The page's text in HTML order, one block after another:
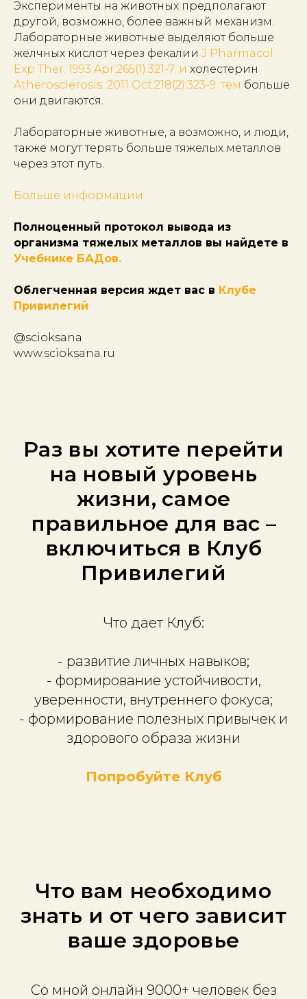
Эксперименты на животных предполагают
другой, возможно, более важный механизм.
Лабораторные животные выделяют больше
желчных кислот через фекалии J Pharmacol
Exp Ther. 1993 Apr;265(1):321-7. и холестерин
Atherosclerosis. 2011 Oct;218(2):323-9. тем больше
они двигаются.
Лабораторные животные, а возможно, и люди,
также могут терять больше тяжелых металлов
через этот путь.
Больше информации.
Полноценный протокол вывода из
организма тяжелых металлов вы найдете в
Учебнике БАДов.
Облегченная версия ждет вас в Клубе
Привилегий
@scioksana
www.scioksana.ru
Раз вы хотите перейти
на новый уровень
жизни, самое
правильное для вас –
включиться в Клуб
Привилегий
Что дает Клуб:
- развитие личных навыков;
- формирование устойчивости,
уверенности, внутреннего фокуса;
- формирование полезных привычек и
здорового образа жизни
Попробуйте Клуб
Что вам необходимо
знать и от чего зависит
ваше здоровье
Со мной онлайн 9000+ человек без